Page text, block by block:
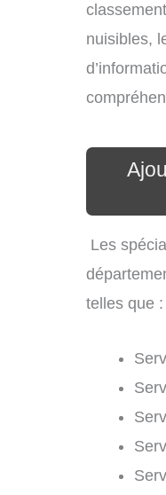
nuisibles,
Les
telles que :